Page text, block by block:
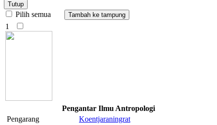
Tutup
Pilih semua
1
Pengantar Ilmu Antropologi
Pengarang
Koentjaraningrat